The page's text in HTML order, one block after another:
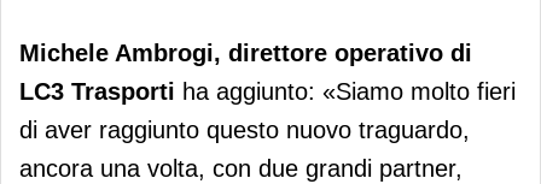
Michele Ambrogi, direttore operativo di
LC3 Trasporti ha aggiunto: «Siamo molto fieri
di aver raggiunto questo nuovo traguardo,
ancora una volta, con due grandi partner,